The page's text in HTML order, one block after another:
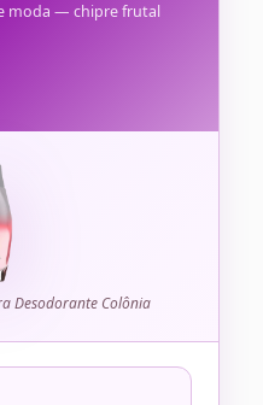
moda — chipre frutal
Desodorante Colônia